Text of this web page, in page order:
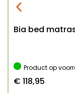
Bia bed
Product op
€ 118,95